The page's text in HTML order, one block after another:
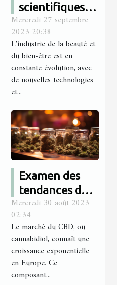
scientifiques
du soin
Hydrafacial
Mercredi 27 septembre
2023 20:38
L'industrie de la beauté et
du bien-être est en
constante évolution, avec
de nouvelles technologies
et...
Examen des
tendances du
marché du CBD
en Europe
Mercredi 30 août 2023
02:34
Le marché du CBD, ou
cannabidiol, connaît une
croissance exponentielle
en Europe. Ce
composant...